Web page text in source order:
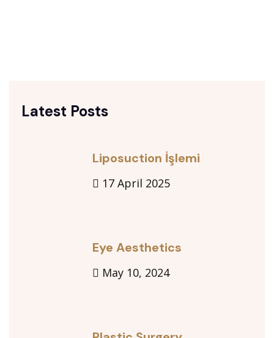
Latest Posts
Liposuction İşlemi
17 April 2025
Eye Aesthetics
May 10, 2024